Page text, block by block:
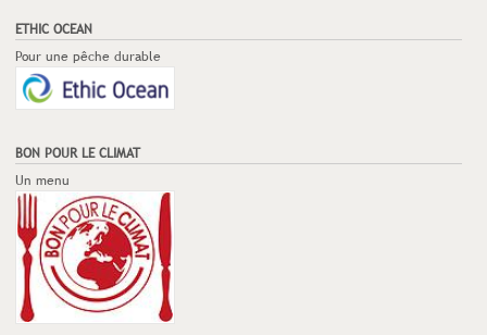
ETHIC OCEAN
Pour une pêche durable
BON POUR LE CLIMAT
Un menu